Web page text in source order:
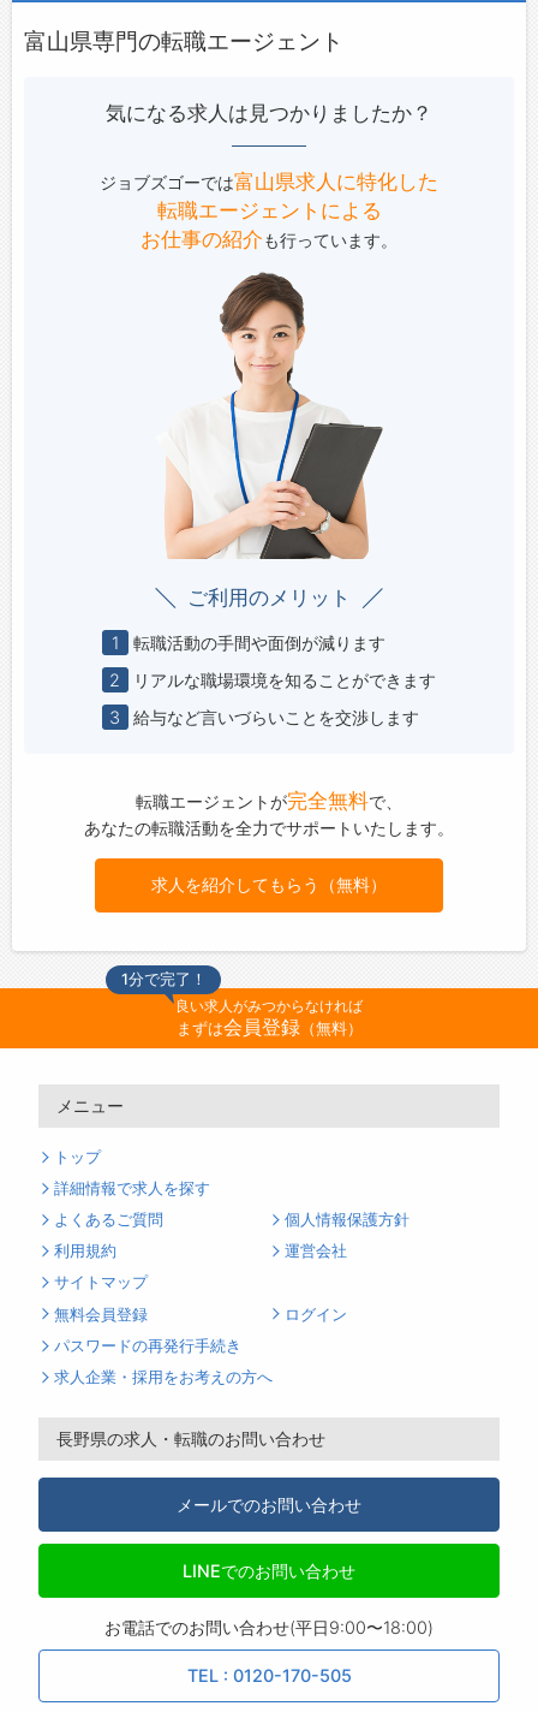
富山県専門の転職エージェント
気になる求人は見つかりましたか？
ジョブズゴーでは富山県求人に特化した
転職エージェントによる
お仕事の紹介も行っています。
ご利用のメリット
1
転職活動の手間や面倒が減ります
2
リアルな職場環境を知ることができます
3
給与など言いづらいことを交渉します
転職エージェントが完全無料で、
あなたの転職活動を全力でサポートいたします。
求人を紹介してもらう（無料）
1分で完了！
良い求人がみつからなければ
まずは会員登録（無料）
メニュー
トップ
詳細情報で求人を探す
よくあるご質問
個人情報保護方針
利用規約
運営会社
サイトマップ
無料会員登録
ログイン
パスワードの再発行手続き
求人企業・採用をお考えの方へ
長野県の求人・転職のお問い合わせ
メールでのお問い合わせ
LINEでのお問い合わせ
お電話でのお問い合わせ(平日9:00〜18:00)
TEL : 0120-170-505